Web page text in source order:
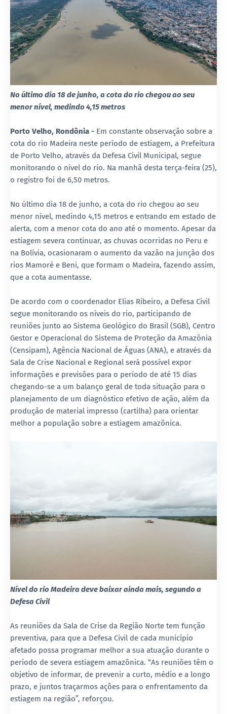
No último dia 18 de junho, a cota do rio chegou ao seu
menor nível, medindo 4,15 metros
Porto Velho, Rondônia - Em constante observação sobre a
cota do rio Madeira neste período de estiagem, a Prefeitura
de Porto Velho, através da Defesa Civil Municipal, segue
monitorando o nível do rio. Na manhã desta terça-feira (25),
o registro foi de 6,50 metros.
No último dia 18 de junho, a cota do rio chegou ao seu
menor nível, medindo 4,15 metros e entrando em estado de
alerta, com a menor cota do ano até o momento. Apesar da
estiagem severa continuar, as chuvas ocorridas no Peru e
na Bolívia, ocasionaram o aumento da vazão na junção dos
rios Mamoré e Beni, que formam o Madeira, fazendo assim,
que a cota aumentasse.
De acordo com o coordenador Elias Ribeiro, a Defesa Civil
segue monitorando os níveis do rio, participando de
reuniões junto ao Sistema Geológico do Brasil (SGB), Centro
Gestor e Operacional do Sistema de Proteção da Amazônia
(Censipam), Agência Nacional de Águas (ANA), e através da
Sala de Crise Nacional e Regional será possível expor
informações e previsões para o período de até 15 dias
chegando-se a um balanço geral de toda situação para o
planejamento de um diagnóstico efetivo de ação, além da
produção de material impresso (cartilha) para orientar
melhor a população sobre a estiagem amazônica.
Nível do rio Madeira deve baixar ainda mais, segundo a
Defesa Civil
As reuniões da Sala de Crise da Região Norte tem função
preventiva, para que a Defesa Civil de cada município
afetado possa programar melhor a sua atuação durante o
período de severa estiagem amazônica. “As reuniões têm o
objetivo de informar, de prevenir a curto, médio e a longo
prazo, e juntos traçarmos ações para o enfrentamento da
estiagem na região”, reforçou.